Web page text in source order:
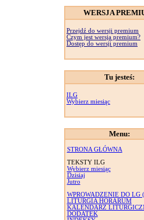
WERSJA
Przejdź do wersji premium
Czym jest wersja premium?
Dostęp do wersji premium
Tu jesteś:
ILG
Wybierz miesiąc
Menu:
STRONA GŁÓWNA
TEKSTY ILG
Wybierz miesiąc
Dzisiaj
Jutro
WPROWADZENIE DO LG
LITURGIA HORARUM
KALENDARZ
DODATEK